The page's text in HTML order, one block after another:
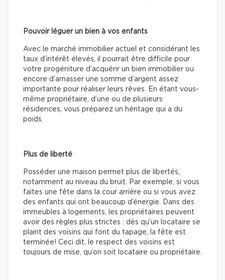
Pouvoir léguer un bien à vos enfants
Avec le marché immobilier actuel et considérant les
taux d’intérêt élevés, il pourrait être difficile pour
votre progéniture d’acquérir un bien immobilier ou
encore d’amasser une somme d’argent assez
importante pour réaliser leurs rêves. En étant vous-
même propriétaire, d’une ou de plusieurs
résidences, vous préparez un héritage qui a du
poids.
Plus de liberté
Posséder une maison permet plus de libertés,
notamment au niveau du bruit. Par exemple, si vous
faites une fête dans la cour arrière ou si vous avez
des enfants qui ont beaucoup d’énergie. Dans des
immeubles à logements, les propriétaires peuvent
avoir des règles plus strictes : dès qu’un locataire se
plaint des voisins qui font du tapage, la fête est
terminée! Ceci dit, le respect des voisins est
toujours de mise, qu’on soit locataire ou propriétaire.